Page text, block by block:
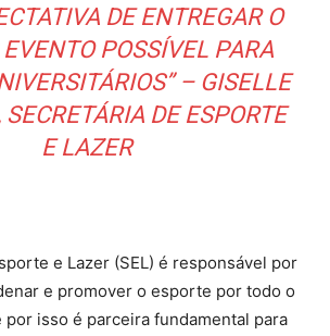
DE ENTREGAR O
POSSÍVEL PARA
– GISELLE
SECRETÁRIA DE ESPORTE
E LAZER
e Lazer (SEL) é responsável por
e promover o esporte por todo o
por isso é parceira fundamental para